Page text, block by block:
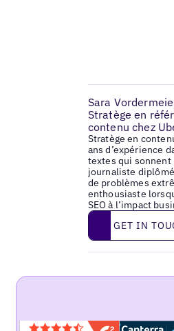
Sara
Stratège en
contenu chez
Stratège en
ans d’expérience
textes qui
journaliste
de problèmes
enthousiaste
SEO à l’impact
Get in touch
GET IN